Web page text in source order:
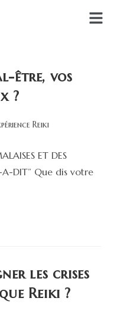
être, vos
?
Reiki
ET DES
A-DIT” Que dis votre
les crises
Reiki ?